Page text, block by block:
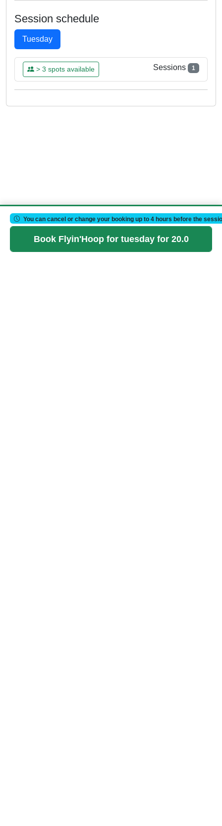
Session schedule
Tuesday
> 3 spots available Sessions 1
TUE
21
APR
You can cancel or change your booking up to 4 hours before the